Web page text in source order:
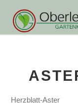
Herzblatt-Aster